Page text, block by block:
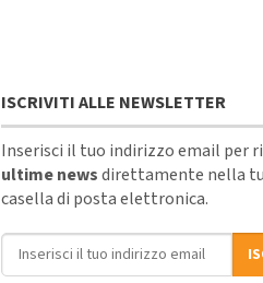
ISCRIVITI ALLE NEWSLETTER
Inserisci il tuo indirizzo email per
ultime newsdirettamente nella
casella di posta elettronica.
Indirizzo email